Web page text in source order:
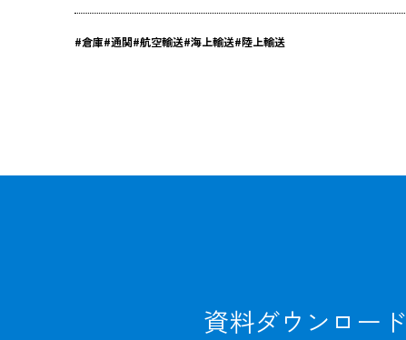
#倉庫#通関#航空輸送#海上輸送#陸上輸送
資料ダウンロード